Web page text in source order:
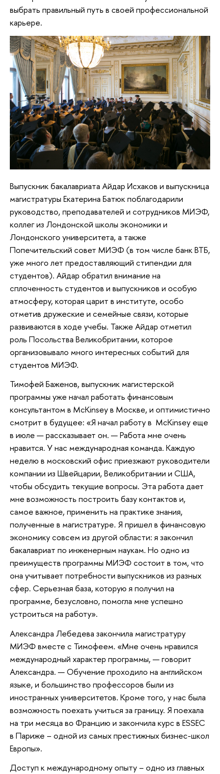
выбрать правильный путь в своей профессиональной
карьере.
Выпускник бакалавриата Айдар Исхаков и выпускница
магистратуры Екатерина Батюк поблагодарили
руководство, преподавателей и сотрудников МИЭФ,
коллег из Лондонской школы экономики и
Лондонского университета, а также
Попечительский совет МИЭФ (в том числе банк ВТБ,
уже много лет предоставляющий стипендии для
студентов). Айдар обратил внимание на
сплоченность студентов и выпускников и особую
атмосферу, которая царит в институте, особо
отметив дружеские и семейные связи, которые
развиваются в ходе учебы. Также Айдар отметил
роль Посольства Великобритании, которое
организовывало много интересных событий для
студентов МИЭФ.
Тимофей Баженов, выпускник магистерской
программы уже начал работать финансовым
консультантом в McKinsey в Москве, и оптимистично
смотрит в будущее: «Я начал работу в McKinsey еще
в июле — рассказывает он. — Работа мне очень
нравится. У нас международная команда. Каждую
неделю в московский офис приезжают руководители
компании из Швейцарии, Великобритании и США,
чтобы обсудить текущие вопросы. Эта работа дает
мне возможность построить базу контактов и,
самое важное, применить на практике знания,
полученные в магистратуре. Я пришел в финансовую
экономику совсем из другой области: я закончил
бакалавриат по инженерным наукам. Но одно из
преимуществ программы МИЭФ состоит в том, что
она учитывает потребности выпускников из разных
сфер. Серьезная база, которую я получил на
программе, безусловно, помогла мне успешно
устроиться на работу».
Александра Лебедева закончила магистратуру
МИЭФ вместе с Тимофеем. «Мне очень нравился
международный характер программы, — говорит
Александра. — Обучение проходило на английском
языке, и большинство профессоров были из
иностранных университетов. Кроме того, у нас была
возможность поехать учиться за границу. Я поехала
на три месяца во Францию и закончила курс в ESSEC
в Париже – одной из самых престижных бизнес-школ
Европы».
Доступ к международному опыту – одно из главных